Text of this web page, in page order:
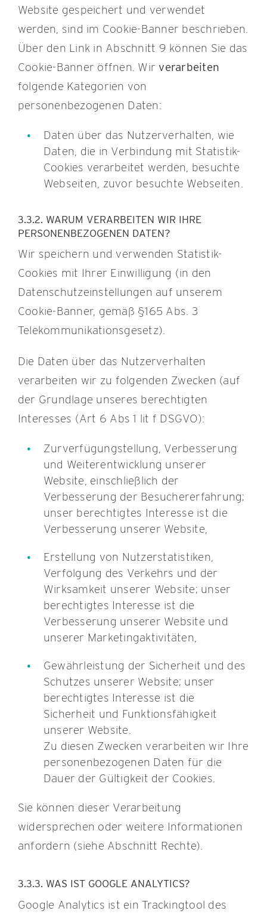
Website gespeichert und verwendet
werden, sind im Cookie-Banner beschrieben.
Über den Link in Abschnitt 9 können Sie das
Cookie-Banner öffnen. Wir verarbeiten
folgende Kategorien von
personenbezogenen Daten:
Daten über das Nutzerverhalten, wie
Daten, die in Verbindung mit Statistik-
Cookies verarbeitet werden, besuchte
Webseiten, zuvor besuchte Webseiten.
3.3.2. WARUM VERARBEITEN WIR IHRE
PERSONENBEZOGENEN DATEN?
Wir speichern und verwenden Statistik-
Cookies mit Ihrer Einwilligung (in den
Datenschutzeinstellungen auf unserem
Cookie-Banner, gemäß §165 Abs. 3
Telekommuni­kationsgesetz).
Die Daten über das Nutzerverhalten
verarbeiten wir zu folgenden Zwecken (auf
der Grundlage unseres berechtigten
Interesses (Art 6 Abs 1 lit f DSGVO):
Zurverfügungstellung, Verbesserung
und Weiterentwicklung unserer
Website, einschließlich der
Verbesserung der Besuchererfahrung;
unser berechtigtes Interesse ist die
Verbesserung unserer Website,
Erstellung von Nutzerstatistiken,
Verfolgung des Verkehrs und der
Wirksamkeit unserer Website; unser
berechtigtes Interesse ist die
Verbesserung unserer Website und
unserer Marketingaktivitäten,
Gewährleistung der Sicherheit und des
Schutzes unserer Website; unser
berechtigtes Interesse ist die
Sicherheit und Funktionsfähigkeit
unserer Website.
Zu diesen Zwecken verarbeiten wir Ihre
personenbezogenen Daten für die
Dauer der Gültigkeit der Cookies.
Sie können dieser Verarbeitung
widersprechen oder weitere Informationen
anfordern (siehe Abschnitt Rechte).
3.3.3. WAS IST GOOGLE ANALYTICS?
Google Analytics ist ein Trackingtool des